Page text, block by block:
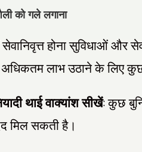
को गले लगाना
होना सुविधाओं
लाभ उठाने के लिए
थाई वाक्यांश सीखें:कुछ
मिल सकती है।